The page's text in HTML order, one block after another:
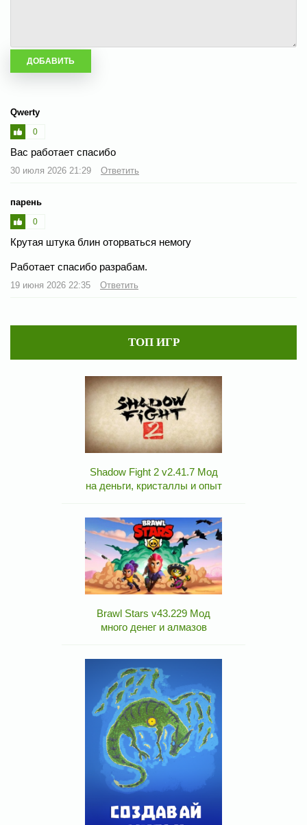
Qwerty
0
Вас работает спасибо
30 июля 2026 21:29 Ответить
парень
0
Крутая штука блин оторваться немогу
Работает спасибо разрабам.
19 июня 2026 22:35 Ответить
ТОП ИГР
Shadow Fight 2 v2.41.7 Мод
на деньги, кристаллы и опыт
Brawl Stars v43.229 Мод
много денег и алмазов